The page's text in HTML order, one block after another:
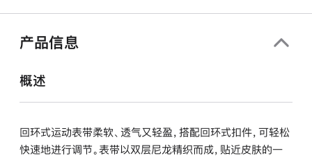
中
产品信息
概述
回环式运动表带柔软、透气又轻盈，搭配回环式扣件，可轻松
快速地进行调节。表带以双层尼龙精织而成，贴近皮肤的一